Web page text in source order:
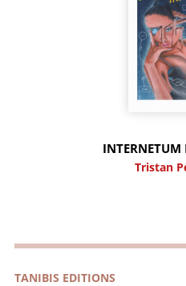
INTERNETUM
Tristan
TANIBIS EDITIONS